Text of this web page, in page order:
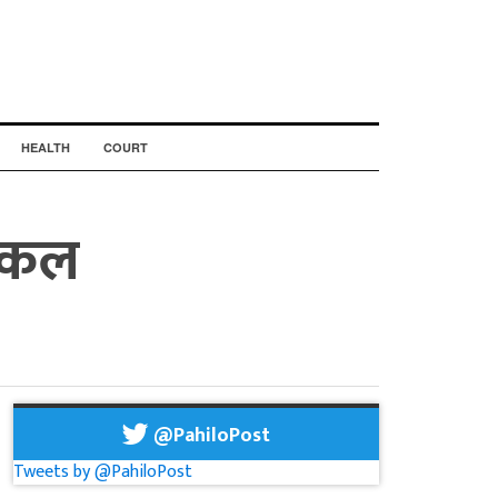
HEALTH COURT
@PahiloPost
Tweets by @PahiloPost